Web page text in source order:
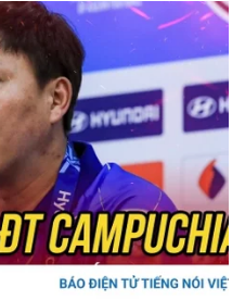
Trải nghiệm
Chuyển đổi số